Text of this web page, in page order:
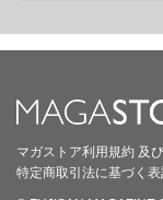
マガストア利用規約 及び
特定商取引法に基づく